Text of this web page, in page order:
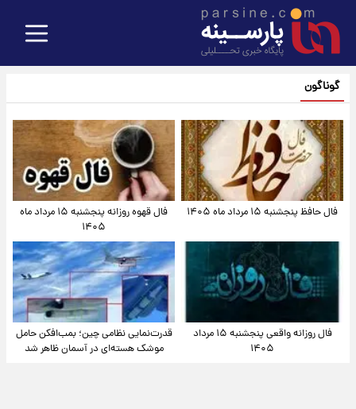
گوناگون
فال حافظ پنجشنبه ۱۵ مرداد ماه ۱۴۰۵
فال قهوه روزانه پنجشنبه ۱۵ مرداد ماه
۱۴۰۵
فال روزانه واقعی پنجشنبه ۱۵ مرداد
۱۴۰۵
قدرت‌نمایی نظامی چین؛ بمب‌افکن حامل
موشک هسته‌ای در آسمان ظاهر شد